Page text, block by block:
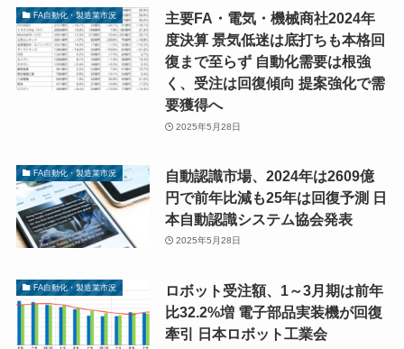
FA自動化・製造業市況
主要FA・電気・機械商社2024年
度決算 景気低迷は底打ちも本格回
復まで至らず 自動化需要は根強
く、受注は回復傾向 提案強化で需
要獲得へ
2025年5月28日
FA自動化・製造業市況
自動認識市場、2024年は2609億
円で前年比減も25年は回復予測 日
本自動認識システム協会発表
2025年5月28日
FA自動化・製造業市況
ロボット受注額、1～3月期は前年
比32.2%増 電子部品実装機が回復
牽引 日本ロボット工業会